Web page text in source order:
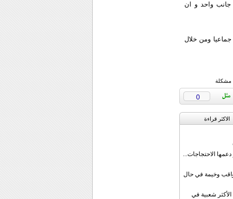
جانب واحد و ان
جماعيا ومن خلال
مشكلة
0
الاکثر قراءة
دعمها الاحتجاجات...
وخيمة في حال
شعبية في